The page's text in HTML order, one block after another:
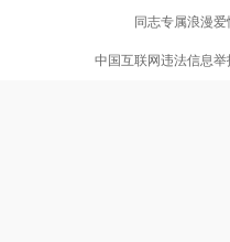
同志专属浪漫
中国互联网违法信息